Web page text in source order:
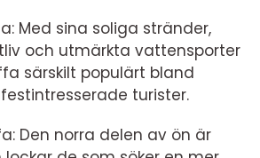
Med sina soliga stränder,
och utmärkta vattensporter
särskilt populärt bland
turister.
Den norra delen av ön är